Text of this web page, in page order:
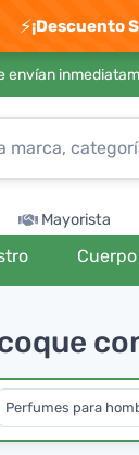
⚡¡Descuento
envían
Mayorista
Perfumes para